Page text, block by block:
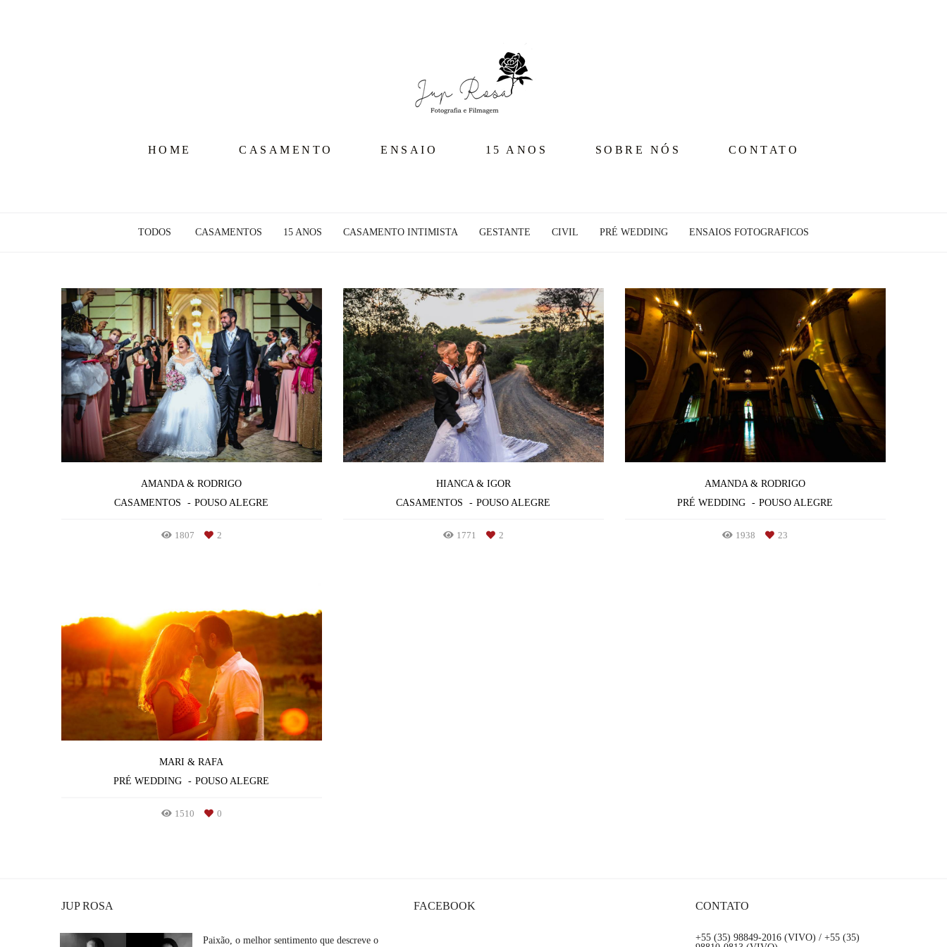
HOME CASAMENTO ENSAIO 15 ANOS SOBRE NÓS CONTATO
TODOS CASAMENTOS 15 ANOS CASAMENTO INTIMISTA GESTANTE CIVIL PRÉ WEDDING ENSAIOS FOTOGRAFICOS
AMANDA & RODRIGO
CASAMENTOS
POUSO ALEGRE
1807 2
HIANCA & IGOR
CASAMENTOS
POUSO ALEGRE
1771 2
AMANDA & RODRIGO
PRÉ WEDDING
POUSO ALEGRE
1938 23
MARI & RAFA
PRÉ WEDDING
POUSO ALEGRE
1510 0
JUP ROSA
Paixão, o melhor sentimento que descreve o
FACEBOOK CONTATO
+55 (35) 98849-2016 (VIVO) / +55 (35)